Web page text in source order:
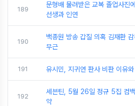
189
문형배 물려받은 교복 졸업사진
선생과 인연
190
백종원 방송 갑질 의혹 김재환
무근
191 유시민, 지귀연 판사 비판 이유
192
세븐틴, 5월 26일 정규 5집 컴
약